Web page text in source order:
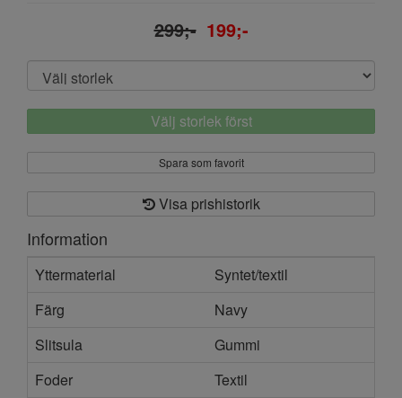
299;- 199;-
Välj storlek först
Spara som favorit
Visa prishistorik
Information
Yttermaterial
Syntet/textil
Färg
Navy
Slitsula
Gummi
Foder
Textil